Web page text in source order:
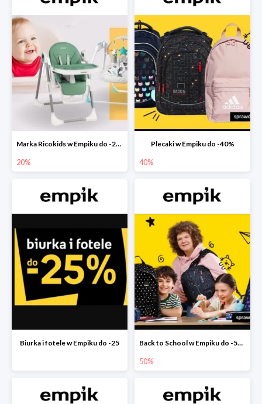
Marka Ricokids w Empiku do -20%
20%
Plecaki w Empiku do -40%
40%
Biurka i fotele w Empiku do -25 Back to School w Empiku do -50%
50%